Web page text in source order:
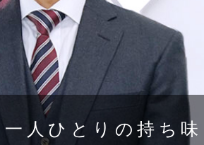
一人ひとりの 持ち味